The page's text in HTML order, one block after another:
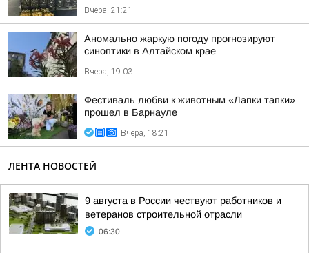
Вчера, 21:21
Аномально жаркую погоду прогнозируют
синоптики в Алтайском крае
Вчера, 19:03
Фестиваль любви к животным «Лапки тапки»
прошел в Барнауле
Вчера, 18:21
ЛЕНТА НОВОСТЕЙ
9 августа в России чествуют работников и
ветеранов строительной отрасли
06:30